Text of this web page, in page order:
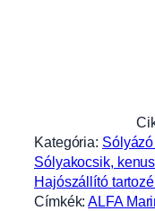
Kategória:
Sólyakocsik,
Hajószállító
Címkék: ALFA